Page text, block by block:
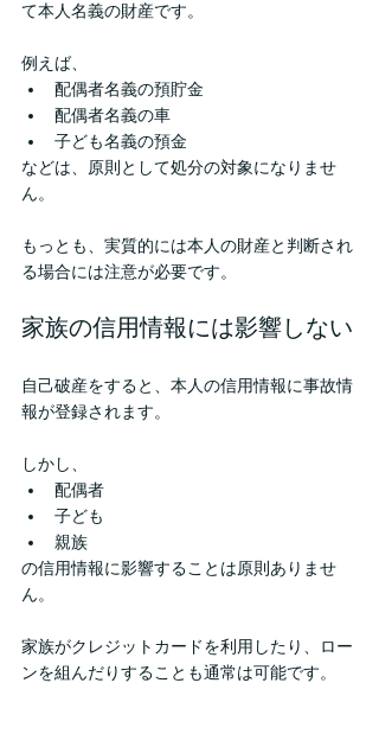
て本人名義の財産です。
例えば、
配偶者名義の預貯金
配偶者名義の車
子ども名義の預金
などは、原則として処分の対象になりませ
ん。
もっとも、実質的には本人の財産と判断され
る場合には注意が必要です。
家族の信用情報には影響しない
自己破産をすると、本人の信用情報に事故情
報が登録されます。
しかし、
配偶者
子ども
親族
の信用情報に影響することは原則ありませ
ん。
家族がクレジットカードを利用したり、ロー
ンを組んだりすることも通常は可能です。